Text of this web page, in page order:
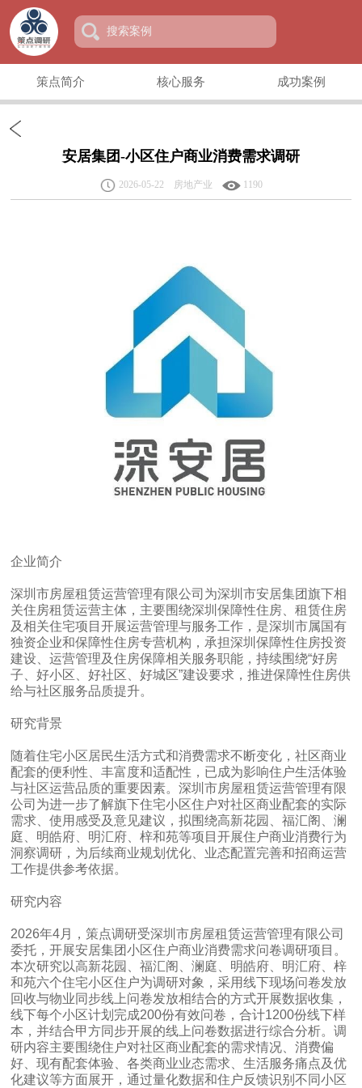
策点简介 核心服务 成功案例
安居集团-小区住户商业消费需求调研
2026-05-22 房地产业 1190
企业简介
深圳市房屋租赁运营管理有限公司为深圳市安居集团旗下相
关住房租赁运营主体，主要围绕深圳保障性住房、租赁住房
及相关住宅项目开展运营管理与服务工作，是深圳市属国有
独资企业和保障性住房专营机构，承担深圳保障性住房投资
建设、运营管理及住房保障相关服务职能，持续围绕“好房
子、好小区、好社区、好城区”建设要求，推进保障性住房供
给与社区服务品质提升。
研究背景
随着住宅小区居民生活方式和消费需求不断变化，社区商业
配套的便利性、丰富度和适配性，已成为影响住户生活体验
与社区运营品质的重要因素。深圳市房屋租赁运营管理有限
公司为进一步了解旗下住宅小区住户对社区商业配套的实际
需求、使用感受及意见建议，拟围绕高新花园、福汇阁、澜
庭、明皓府、明汇府、梓和苑等项目开展住户商业消费行为
洞察调研，为后续商业规划优化、业态配置完善和招商运营
工作提供参考依据。
研究内容
2026年4月，策点调研受深圳市房屋租赁运营管理有限公司
委托，开展安居集团小区住户商业消费需求问卷调研项目。
本次研究以高新花园、福汇阁、澜庭、明皓府、明汇府、梓
和苑六个住宅小区住户为调研对象，采用线下现场问卷发放
回收与物业同步线上问卷发放相结合的方式开展数据收集，
线下每个小区计划完成200份有效问卷，合计1200份线下样
本，并结合甲方同步开展的线上问卷数据进行综合分析。调
研内容主要围绕住户对社区商业配套的需求情况、消费偏
好、现有配套体验、各类商业业态需求、生活服务痛点及优
化建议等方面展开，通过量化数据和住户反馈识别不同小区